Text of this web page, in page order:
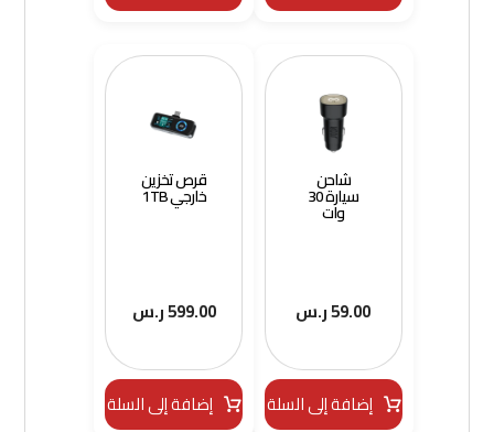
شاحن
سيارة 30
وات
59.00ر.س
إضافة إلى السلة
قرص تخزين
خارجي 1TB
599.00ر.س
إضافة إلى السلة